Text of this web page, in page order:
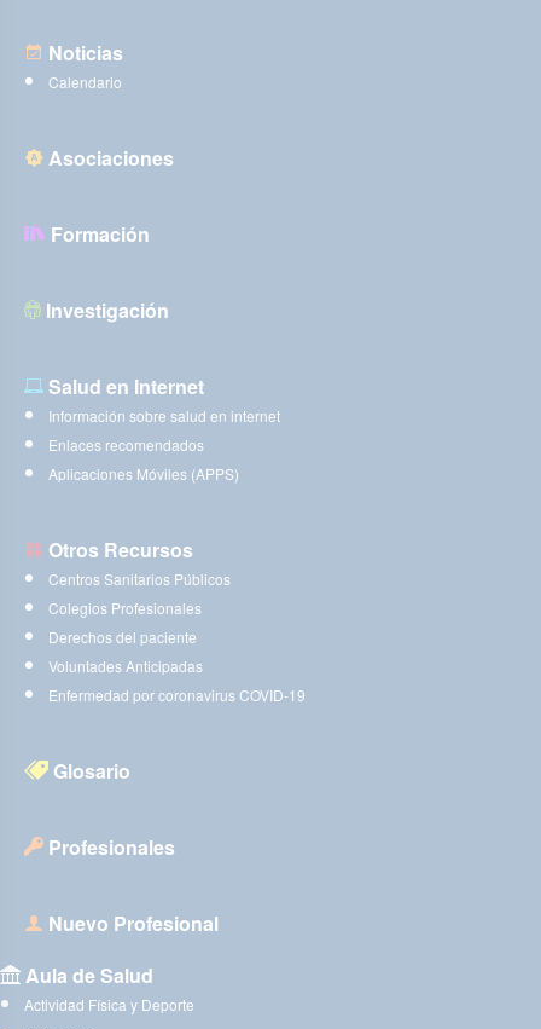
Noticias
Calendario
Asociaciones
Formación
Investigación
Salud en Internet
Información sobre salud en internet
Enlaces recomendados
Aplicaciones Móviles (APPS)
Otros Recursos
Centros Sanitarios Públicos
Colegios Profesionales
Derechos del paciente
Voluntades Anticipadas
Enfermedad por coronavirus COVID-19
Glosario
Profesionales
Nuevo Profesional
Aula de Salud
Actividad Física y Deporte